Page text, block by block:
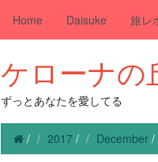
Home Daisuke 旅レ
ケローナの
ずっとあなたを愛してる
/ 2017 / December /